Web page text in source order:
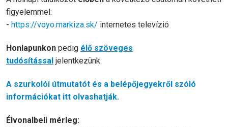
figyelemmel:
- https://voyo.markiza.sk/ internetes televízió
Honlapunkon pedig élő szöveges
tudósítással jelentkezünk.
A szurkolói útmutatót és a belépőjegyekről szóló
információkat itt olvashatják.
Élvonalbeli mérleg: